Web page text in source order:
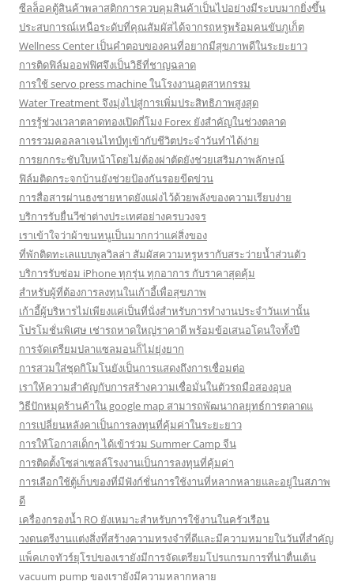
ซีลล็อคตู้สินค้าพลาสติกการควบคุมสินค้าเป็นไปอย่างมีระบบมากยิ่งขึ้น
ประสบการณ์เหนือระดับที่คุณสัมผัสได้จากรถหรูพร้อมคนขับภูเก็ต
Wellness Center เป็นคำตอบของคนที่อยากมีสุขภาพดีในระยะยาว
การติดฟิล์มออฟฟิศจึงเป็นวิธีที่ชาญฉลาด
การใช้ servo press machine ในโรงงานอุตสาหกรรม
Water Treatment จึงมุ่งไปสู่การเพิ่มประสิทธิภาพสูงสุด
การรู้ช่วงเวลาตลาดทองเปิดกี่โมง Forex ยังสำคัญในช่วงตลาด
การรวมคอลลาเจนไทป์ทูเข้ากับชีวิตประจำวันทำได้ง่าย
การยกกระชับใบหน้าโดยไม่ต้องผ่าตัดยังช่วยเสริมภาพลักษณ์
ฟิล์มติดกระจกบ้านยังช่วยป้องกันรอยขีดข่วน
การสื่อสารผ่านธงชายหาดยังแฝงไว้ด้วยพลังของความเรียบง่าย
บริการรับยื่นวีซ่าต่างประเทศอย่างครบวงจร
เราเข้าใจว่าผ้าขนหนูเป็นมากกว่าแค่สิ่งของ
ที่พักติดทะเลแบบพูลวิลล่า สัมผัสความหรูหรากับสระว่ายน้ำส่วนตัว
บริการรับซ่อม iPhone ทุกรุ่น ทุกอาการ กับราคาสุดคุ้ม
สำหรับผู้ที่ต้องการลงทุนในเก้าอี้เพื่อสุขภาพ
เก้าอี้ผู้บริหารไม่เพียงแค่เป็นที่นั่งสำหรับการทำงานประจำวันเท่านั้น
โปรโมชั่นพิเศษ เช่ารถหาดใหญ่ราคาดี พร้อมข้อเสนอโดนใจทั้งปี
การจัดเตรียมปลาแซลมอนก็ไม่ยุ่งยาก
การสวมใส่ชุดกิโมโนยังเป็นการแสดงถึงการเชื่อมต่อ
เราให้ความสำคัญกับการสร้างความเชื่อมั่นในตัวรถมือสองอุบล
วิธีปักหมุดร้านค้าใน google map สามารถพัฒนากลยุทธ์การตลาดแ
การเปลี่ยนหลังคาเป็นการลงทุนที่คุ้มค่าในระยะยาว
การให้โอกาสเด็กๆ ได้เข้าร่วม Summer Camp จีน
การติดตั้งโซล่าเซลล์โรงงานเป็นการลงทุนที่คุ้มค่า
การเลือกใช้ตู้เก็บของที่มีฟังก์ชั่นการใช้งานที่หลากหลายและอยู่ในสภาพ
ดี
เครื่องกรองน้ำ RO ยังเหมาะสำหรับการใช้งานในครัวเรือน
วงดนตรีงานแต่งสิ่งที่สร้างความทรงจำที่ดีและมีความหมายในวันที่สำคัญ
แพ็คเกจทัวร์ยุโรปของเรายังมีการจัดเตรียมโปรแกรมการที่น่าตื่นเต้น
vacuum pump ของเรายังมีความหลากหลาย